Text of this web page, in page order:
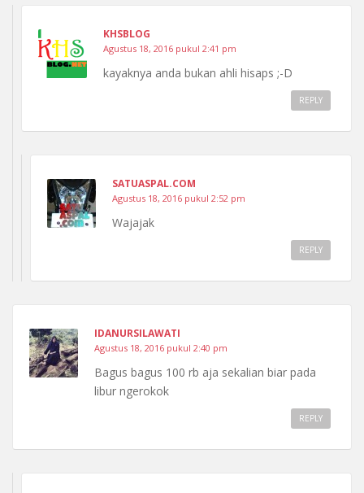
KHSBLOG
Agustus 18, 2016 pukul 2:41 pm
kayaknya anda bukan ahli hisaps ;-D
REPLY
SATUASPAL.COM
Agustus 18, 2016 pukul 2:52 pm
Wajajak
REPLY
IDANURSILAWATI
Agustus 18, 2016 pukul 2:40 pm
Bagus bagus 100 rb aja sekalian biar pada
libur ngerokok
REPLY